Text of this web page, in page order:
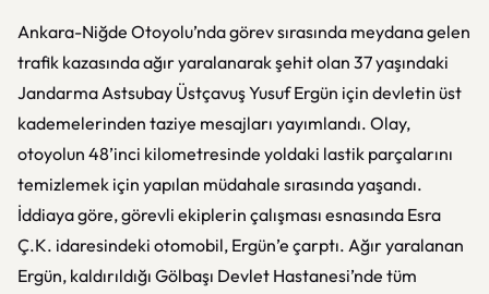
Ankara-Niğde Otoyolu’nda görev sırasında meydana gelen
trafik kazasında ağır yaralanarak şehit olan 37 yaşındaki
Jandarma Astsubay ÜstçavuşYusuf Ergün için devletin üst
kademelerinden taziye mesajları yayımlandı. Olay,
otoyolun 48’inci kilometresinde yoldaki lastik parçalarını
temizlemek için yapılan müdahale sırasında yaşandı.
İddiaya göre, görevli ekiplerin çalışması esnasında Esra
Ç.K. idaresindeki otomobil, Ergün’e çarptı. Ağır yaralanan
Ergün, kaldırıldığı Gölbaşı Devlet Hastanesi’nde tüm